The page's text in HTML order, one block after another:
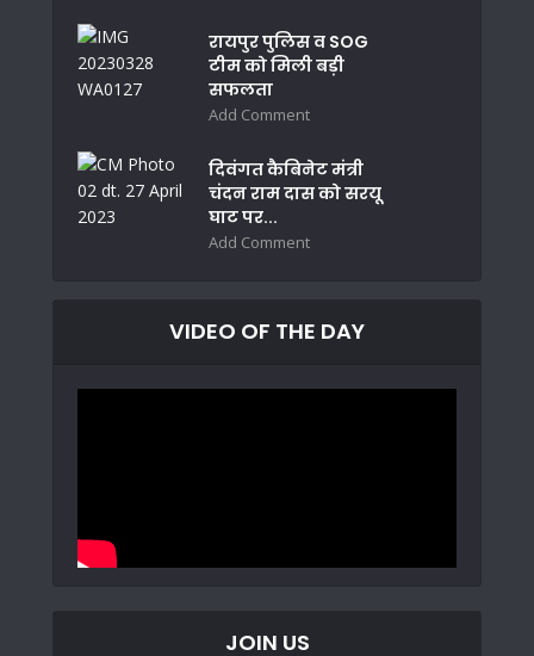
रायपुर पुलिस व SOG
टीम को मिली बड़ी
सफलता
Add Comment
दिवंगत कैबिनेट मंत्री
चंदन राम दास को सरयू
घाट पर...
Add Comment
VIDEO OF THE DAY
JOIN US